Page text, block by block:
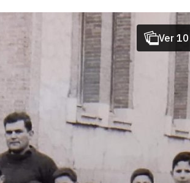
Ver